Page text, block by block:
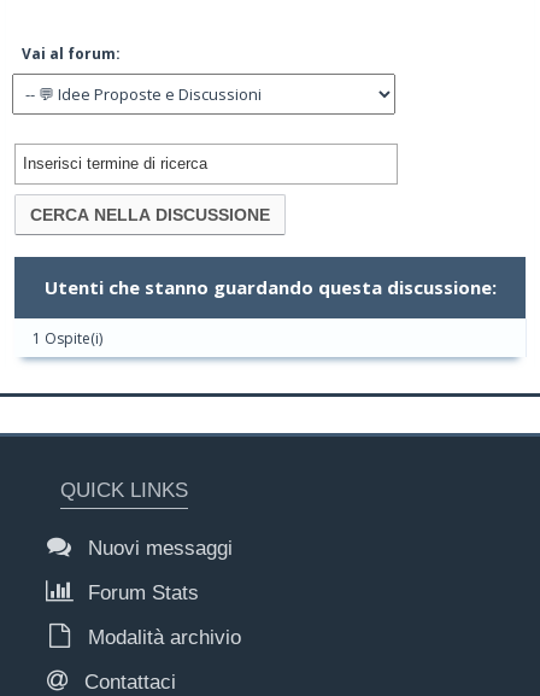
Vai al forum:
Utenti che stanno guardando questa discussione:
1 Ospite(i)
QUICK LINKS
Nuovi messaggi
Forum Stats
Modalità archivio
Contattaci